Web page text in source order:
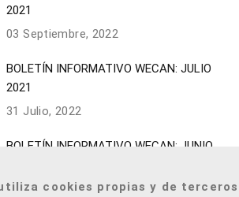
cookies propias y de terceros
2021
03 Septiembre, 2022
BOLETÍN INFORMATIVO WECAN: JULIO
2021
31 Julio, 2022
BOLETÍN INFORMATIVO WECAN: JUNIO
30 Junio, 2022